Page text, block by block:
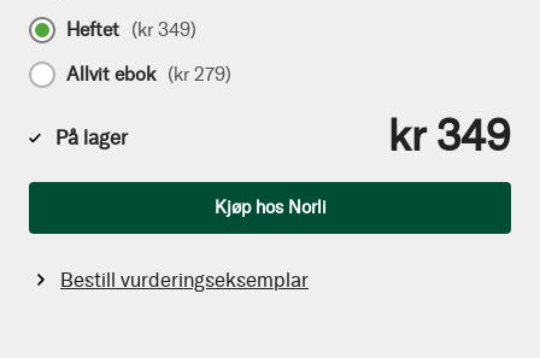
Heftet (kr 349)
Allvit ebok (kr 279)
På lager kr 349
Kjøp hos Norli
Bestill vurderingseksemplar